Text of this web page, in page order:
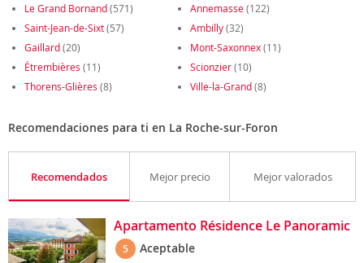
Le Grand Bornand(571) Annemasse(122)
Saint-Jean-de-Sixt(57) Ambilly(32)
Gaillard(20) Mont-Saxonnex(11)
Étrembières (11) Scionzier(10)
Thorens-Glières (8) Ville-la-Grand(8)
Recomendaciones para ti en La Roche-sur-Foron
Recomendados Mejor precio Mejor valorados
Apartamento Résidence Le Panoramic
5 Aceptable